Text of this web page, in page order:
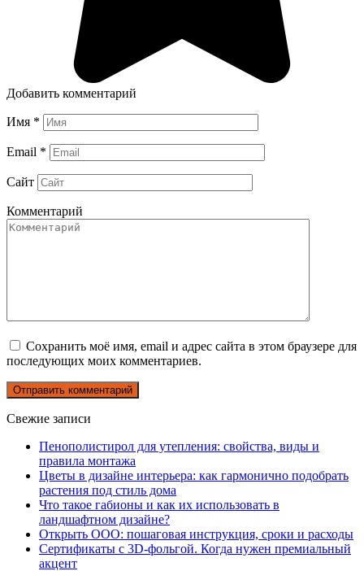
Добавить комментарий
Имя *
Email *
Сайт
Комментарий
Сохранить моё имя, email и адрес сайта в этом браузере для
последующих моих комментариев.
Свежие записи
Пенополистирол для утепления: свойства, виды и
правила монтажа
Цветы в дизайне интерьера: как гармонично подобрать
растения под стиль дома
Что такое габионы и как их использовать в
ландшафтном дизайне?
Открыть ООО: пошаговая инструкция, сроки и расходы
Сертификаты с 3D-фольгой. Когда нужен премиальный
акцент